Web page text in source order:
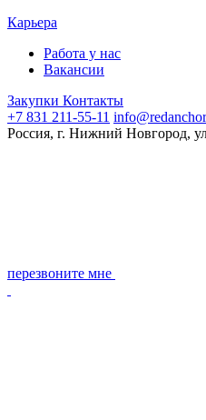
Карьера
Работа у нас
Вакансии
Закупки Контакты
+7 831 211-55-11
Россия, г. Нижний Новгород,
перезвоните мне